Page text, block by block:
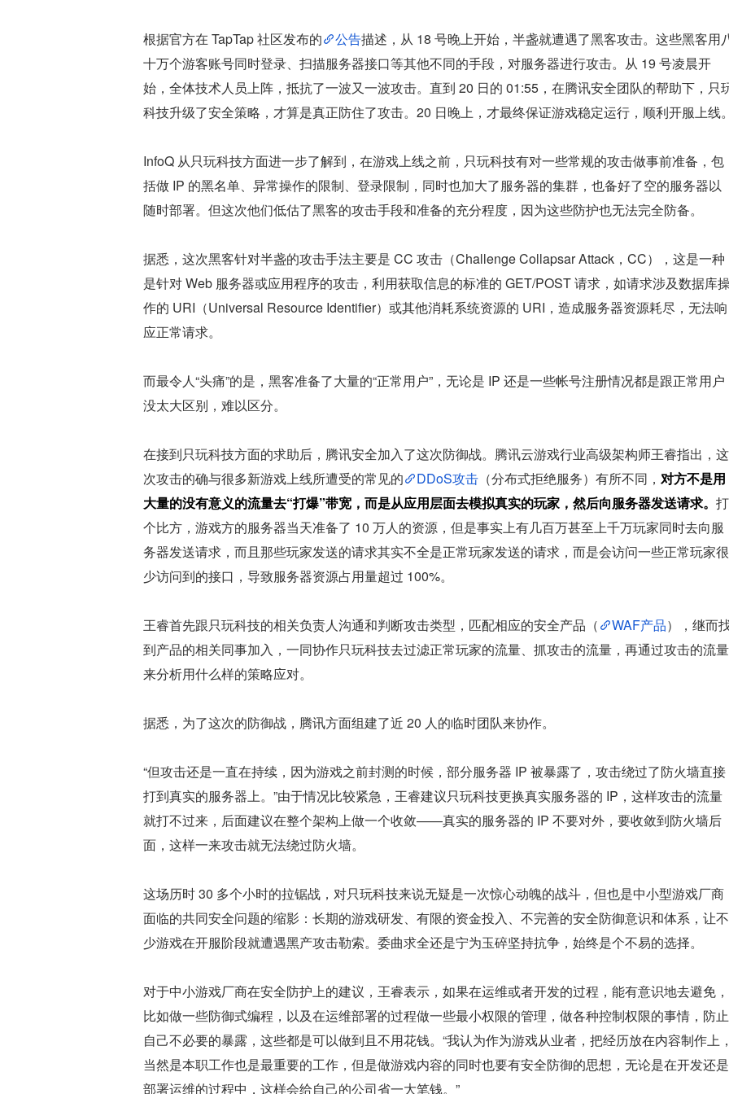
根据官方在 TapTap 社区发布的 公告描述，从 18 号晚上开始，半盏就遭遇了黑客攻击。这些黑客用
十万个游客账号同时登录、扫描服务器接口等其他不同的手段，对服务器进行攻击。从 19 号凌晨开
始，全体技术人员上阵，抵抗了一波又一波攻击。直到 20 日的 01:55，在腾讯安全团队的帮助下，只
科技升级了安全策略，才算是真正防住了攻击。20 日晚上，才最终保证游戏稳定运行，顺利开服上线
InfoQ 从只玩科技方面进一步了解到，在游戏上线之前，只玩科技有对一些常规的攻击做事前准备，包
括做 IP 的黑名单、异常操作的限制、登录限制，同时也加大了服务器的集群，也备好了空的服务器以
随时部署。但这次他们低估了黑客的攻击手段和准备的充分程度，因为这些防护也无法完全防备。
据悉，这次黑客针对半盏的攻击手法主要是 CC 攻击（Challenge Collapsar Attack，CC），这是一种
是针对 Web 服务器或应用程序的攻击，利用获取信息的标准的 GET/POST 请求，如请求涉及数据库
作的 URI（Universal Resource Identifier）或其他消耗系统资源的 URI，造成服务器资源耗尽，无法响
应正常请求。
而最令人“头痛”的是，黑客准备了大量的“正常用户”，无论是 IP 还是一些帐号注册情况都是跟正常用户
没太大区别，难以区分。
在接到只玩科技方面的求助后，腾讯安全加入了这次防御战。腾讯云游戏行业高级架构师王睿指出，这
次攻击的确与很多新游戏上线所遭受的常见的
DDoS攻击 （分布式拒绝服务）有所不同， 对方不是用
大量的没有意义的流量去“打爆”带宽，而是从应用层面去模拟真实的玩家，然后向服务器发送请求。 打
个比方，游戏方的服务器当天准备了 10 万人的资源，但是事实上有几百万甚至上千万玩家同时去向服
务器发送请求，而且那些玩家发送的请求其实不全是正常玩家发送的请求，而是会访问一些正常玩家很
少访问到的接口，导致服务器资源占用量超过 100%。
王睿首先跟只玩科技的相关负责人沟通和判断攻击类型，匹配相应的安全产品（ WAF产品），继而
到产品的相关同事加入，一同协作只玩科技去过滤正常玩家的流量、抓攻击的流量，再通过攻击的流量
来分析用什么样的策略应对。
据悉，为了这次的防御战，腾讯方面组建了近 20 人的临时团队来协作。
“但攻击还是一直在持续，因为游戏之前封测的时候，部分服务器 IP 被暴露了，攻击绕过了防火墙直接
打到真实的服务器上。”由于情况比较紧急，王睿建议只玩科技更换真实服务器的 IP，这样攻击的流量
就打不过来，后面建议在整个架构上做一个收敛——真实的服务器的 IP 不要对外，要收敛到防火墙后
面，这样一来攻击就无法绕过防火墙。
这场历时 30 多个小时的拉锯战，对只玩科技来说无疑是一次惊心动魄的战斗，但也是中小型游戏厂商
面临的共同安全问题的缩影：长期的游戏研发、有限的资金投入、不完善的安全防御意识和体系，让不
少游戏在开服阶段就遭遇黑产攻击勒索。委曲求全还是宁为玉碎坚持抗争，始终是个不易的选择。
对于中小游戏厂商在安全防护上的建议，王睿表示，如果在运维或者开发的过程，能有意识地去避免，
比如做一些防御式编程，以及在运维部署的过程做一些最小权限的管理，做各种控制权限的事情，防止
自己不必要的暴露，这些都是可以做到且不用花钱。“我认为作为游戏从业者，把经历放在内容制作上
当然是本职工作也是最重要的工作，但是做游戏内容的同时也要有安全防御的思想，无论是在开发还是
部署运维的过程中，这样会给自己的公司省一大笔钱。”